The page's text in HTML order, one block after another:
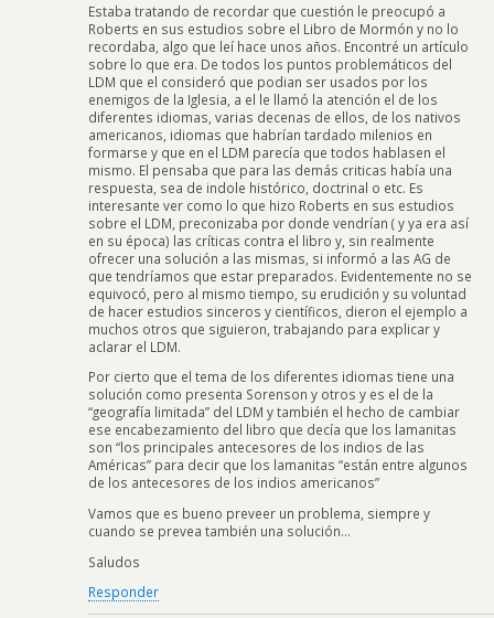
Estaba tratando de recordar que cuestión le preocupó a
Roberts en sus estudios sobre el Libro de Mormón y no lo
recordaba, algo que leí hace unos años. Encontré un artículo
sobre lo que era. De todos los puntos problemáticos del
LDM que el consideró que podian ser usados por los
enemigos de la Iglesia, a el le llamó la atención el de los
diferentes idiomas, varias decenas de ellos, de los nativos
americanos, idiomas que habrían tardado milenios en
formarse y que en el LDM parecía que todos hablasen el
mismo. El pensaba que para las demás criticas había una
respuesta, sea de indole histórico, doctrinal o etc. Es
interesante ver como lo que hizo Roberts en sus estudios
sobre el LDM, preconizaba por donde vendrían ( y ya era así
en su época) las críticas contra el libro y, sin realmente
ofrecer una solución a las mismas, si informó a las AG de
que tendríamos que estar preparados. Evidentemente no se
equivocó, pero al mismo tiempo, su erudición y su voluntad
de hacer estudios sinceros y científicos, dieron el ejemplo a
muchos otros que siguieron, trabajando para explicar y
aclarar el LDM.
Por cierto que el tema de los diferentes idiomas tiene una
solución como presenta Sorenson y otros y es el de la
“geografía limitada” del LDM y también el hecho de cambiar
ese encabezamiento del libro que decía que los lamanitas
son “los principales antecesores de los indios de las
Américas” para decir que los lamanitas “están entre algunos
de los antecesores de los indios americanos”
Vamos que es bueno preveer un problema, siempre y
cuando se prevea también una solución…
Saludos
Responder